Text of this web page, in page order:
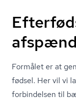
Formålet er at
fødsel. Her vil vi
forbindelsen til